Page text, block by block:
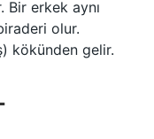
Bir erkek aynı
olur.
kökünden gelir.